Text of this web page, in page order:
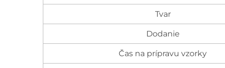
Tvar
Dodanie
Čas na prípravu vzorky